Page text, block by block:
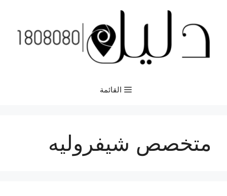
المحتوى
القائمة
متخصص شيفروليه